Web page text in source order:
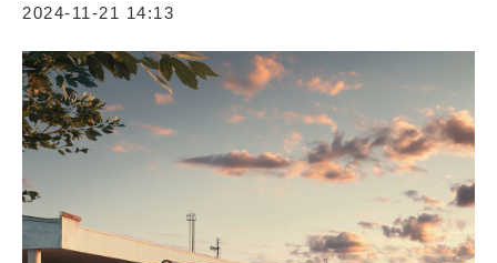
2024-11-21 14:13